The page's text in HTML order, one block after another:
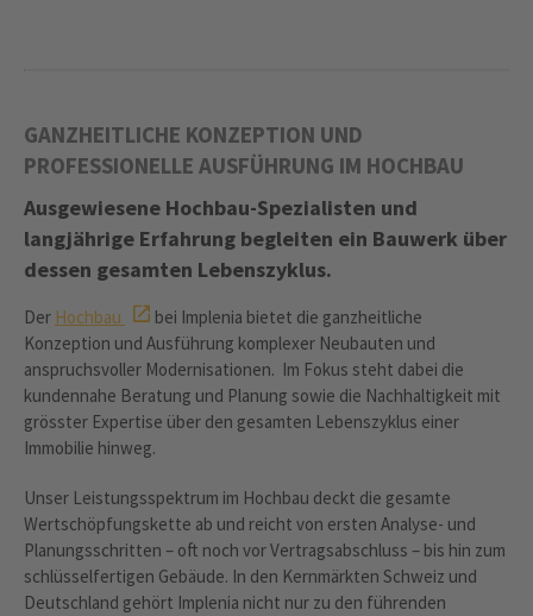
GANZHEITLICHE KONZEPTION UND
PROFESSIONELLE AUSFÜHRUNG IM HOCHBAU
Ausgewiesene Hochbau-Spezialisten und
langjährige Erfahrung begleiten ein Bauwerk über
dessen gesamten Lebenszyklus.
Der Hochbau
bei Implenia bietet die ganzheitliche
Konzeption und Ausführung komplexer Neubauten und
anspruchsvoller Modernisationen. Im Fokus steht dabei die
kundennahe Beratung und Planung sowie die Nachhaltigkeit mit
grösster Expertise über den gesamten Lebenszyklus einer
Immobilie hinweg.
Unser Leistungsspektrum im Hochbau deckt die gesamte
Wertschöpfungskette ab und reicht von ersten Analyse- und
Planungsschritten – oft noch vor Vertragsabschluss – bis hin zum
schlüsselfertigen Gebäude. In den Kernmärkten Schweiz und
Deutschland gehört Implenia nicht nur zu den führenden